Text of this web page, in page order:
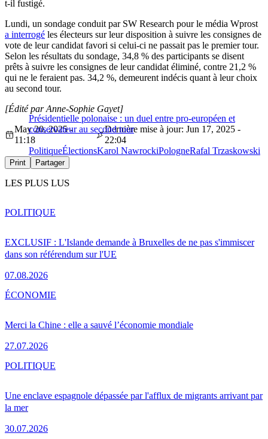
t-il fustigé.
Lundi, un sondage conduit par SW Research pour le média Wprost
a interrogé les électeurs sur leur disposition à suivre les consignes de
vote de leur candidat favori si celui-ci ne passait pas le premier tour.
Selon les résultats du sondage, 34,8 % des participants se disent
prêts à suivre les consignes de leur candidat éliminé, contre 21,2 %
qui ne le feraient pas. 34,2 %, demeurent indécis quant à leur choix
au second tour.
Présidentielle polonaise : un duel entre pro-européen et
conservateur au second tour
[Édité par Anne-Sophie Gayet]
May 20, 2025 -
11:18
Dernière mise à jour: Jun 17, 2025 -
22:04
PolitiqueÉlectionsKarol NawrockiPologneRafal Trzaskowski
Print Partager
LES PLUS LUS
EXCLUSIF : L'Islande demande à Bruxelles de ne pas s'immiscer
dans son référendum sur l'UE
07.08.2026
POLITIQUE
Merci la Chine : elle a sauvé l’économie mondiale
27.07.2026
ÉCONOMIE
Une enclave espagnole dépassée par l'afflux de migrants arrivant par
la mer
30.07.2026
POLITIQUE